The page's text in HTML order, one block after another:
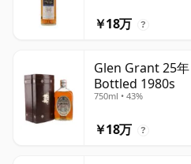
￥18万 ?
Glen Grant 25
Bottled 1980s
750ml • 43%
￥18万 ?